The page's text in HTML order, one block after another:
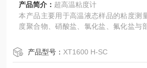
产品简介： 超高温粘度计
本产品主要用于高温液态样品的粘度测
度聚合物、硝酸盐、氯化盐、氟化盐与
产品型号： XT1600 H-SC